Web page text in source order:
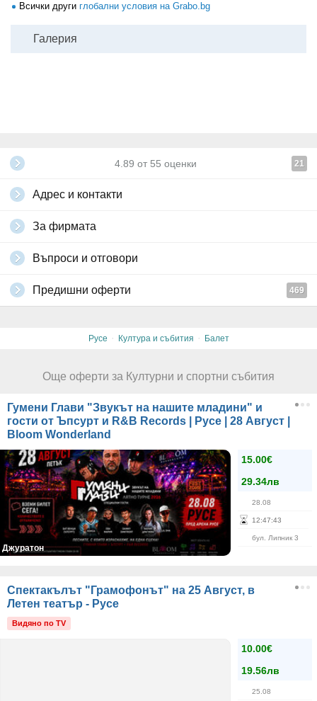
Всички други глобални условия на Grabo.bg
Галерия
4.89 от 55 оценки 21
Адрес и контакти
За фирмата
Въпроси и отговори
Предишни оферти 469
Русе · Култура и събития · Балет
Още оферти за Културни и спортни събития
Гумени Глави "Звукът на нашите младини" и
гости от Ъпсурт и R&B Records | Русе | 28 Август |
Bloom Wonderland
15.00€
29.34лв
28.08
12:47:42
бул. Липник 3
Джуратон
Спектакълът "Грамофонът" на 25 Август, в
Летен театър - Русе
Видяно по TV
10.00€
19.56лв
25.08